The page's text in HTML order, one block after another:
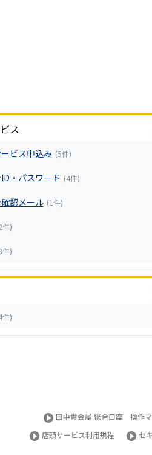
ス
ビス申込み (5件)
・パスワード (4件)
認メール (1件)
件)
件)
件)
田中貴金属 総合口座 操作
店頭サービス利用規程
セ